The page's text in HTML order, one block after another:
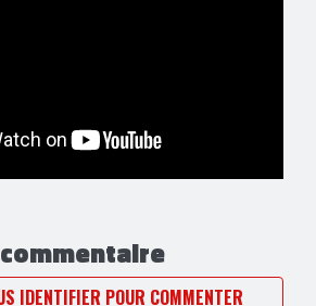
IDENTIFIER POUR COMMENTER